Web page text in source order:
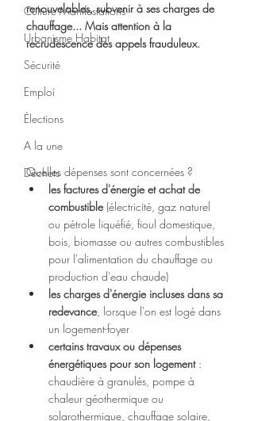
Culture Manifestations
Urbanisme Habitat
Sécurité
Emploi
Élections
A la une
Déchets
renouvelables, subvenir à ses charges de
chauffage... Mais attention à la
recrudescence des appels frauduleux.
Quelles dépenses sont concernées ?
les factures d'énergie et achat de
combustible (électricité, gaz naturel
ou pétrole liquéfié, fioul domestique,
bois, biomasse ou autres combustibles
pour l'alimentation du chauffage ou
production d'eau chaude)
les charges d'énergie incluses dans sa
redevance, lorsque l'on est logé dans
un logement-foyer
certains travaux ou dépenses
énergétiques pour son logement :
chaudière à granulés, pompe à
chaleur géothermique ou
solarothermique, chauffage solaire,